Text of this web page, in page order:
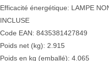
Efficacité énergétique: LAMPE
INCLUSE
Code EAN: 8435381427849
Poids net (kg): 2.915
Poids en kg (emballé): 4.065